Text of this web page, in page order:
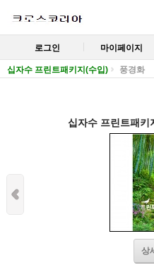
로그인 마이페이지
십자수 프린트패키지(수입) 풍경화
십자수 프린트패키
상